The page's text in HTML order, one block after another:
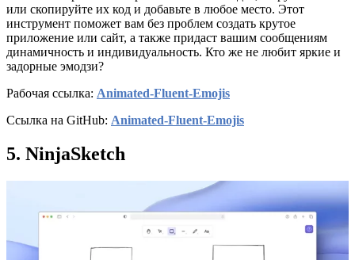
или скопируйте их код и добавьте в любое место. Этот
инструмент поможет вам без проблем создать крутое
приложение или сайт, а также придаст вашим сообщениям
динамичность и индивидуальность. Кто же не любит яркие и
задорные эмодзи?
Рабочая ссылка: Animated-Fluent-Emojis
Ссылка на GitHub: Animated-Fluent-Emojis
5. NinjaSketch